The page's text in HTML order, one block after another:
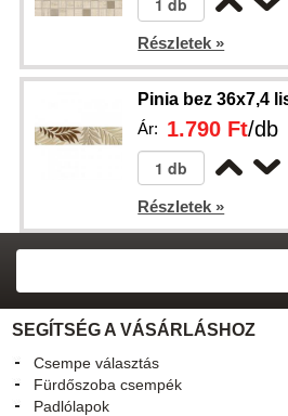
Részletek »
Pinia bez 36x7,4
Ár: 1.790 Ft/db
Részletek »
SEGÍTSÉG A VÁSÁRLÁSHOZ
Csempe választás
Fürdőszoba csempék
Padlólapok